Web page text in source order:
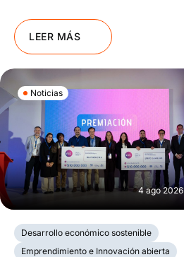
LEER MÁS
Noticias
4 ago 2026
Desarrollo económico sostenible
Emprendimiento e Innovación abierta